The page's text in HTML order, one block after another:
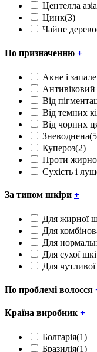
Центелла
Цинк(3)
Чайне дерево
По призначенню +
Акне і
Антивіковий
Від
Від темних
Від чорних
Зневоднена
Купероз(2)
Проти
Сухість і
За типом шкіри +
Для жирної
Для
Для
Для сухої
Для
По проблемі волосся
Країна виробник +
Болгарія(1)
Бразилія(1)